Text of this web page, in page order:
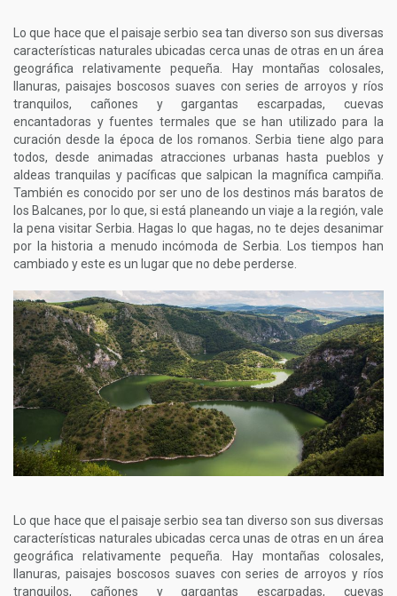
Lo que hace que el paisaje serbio sea tan diverso son sus diversas
características naturales ubicadas cerca unas de otras en un área
geográfica relativamente pequeña. Hay montañas colosales,
llanuras, paisajes boscosos suaves con series de arroyos y ríos
tranquilos, cañones y gargantas escarpadas, cuevas
encantadoras y fuentes termales que se han utilizado para la
curación desde la época de los romanos. Serbia tiene algo para
todos, desde animadas atracciones urbanas hasta pueblos y
aldeas tranquilas y pacíficas que salpican la magnífica campiña.
También es conocido por ser uno de los destinos más baratos de
los Balcanes, por lo que, si está planeando un viaje a la región, vale
la pena visitar Serbia. Hagas lo que hagas, no te dejes desanimar
por la historia a menudo incómoda de Serbia. Los tiempos han
cambiado y este es un lugar que no debe perderse.
Lo que hace que el paisaje serbio sea tan diverso son sus diversas
características naturales ubicadas cerca unas de otras en un área
geográfica relativamente pequeña. Hay montañas colosales,
llanuras, paisajes boscosos suaves con series de arroyos y ríos
tranquilos, cañones y gargantas escarpadas, cuevas